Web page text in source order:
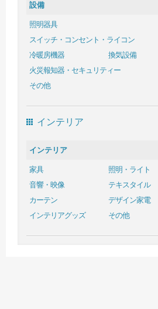
設備
照明器具
スイッチ・コンセント・ライコン
冷暖房機器
換気設備
火災報知器・セキュリティー
その他
インテリア
インテリア
家具
照明・ライト
音響・映像
テキスタイル
カーテン
デザイン家電
インテリアグッズ
その他